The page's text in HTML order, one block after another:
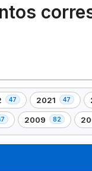
47 2021 47
,
47
elemento(s)
,
2009 82
,
82
,
90